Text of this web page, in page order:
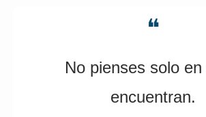
❝
No pienses solo
encuentran.